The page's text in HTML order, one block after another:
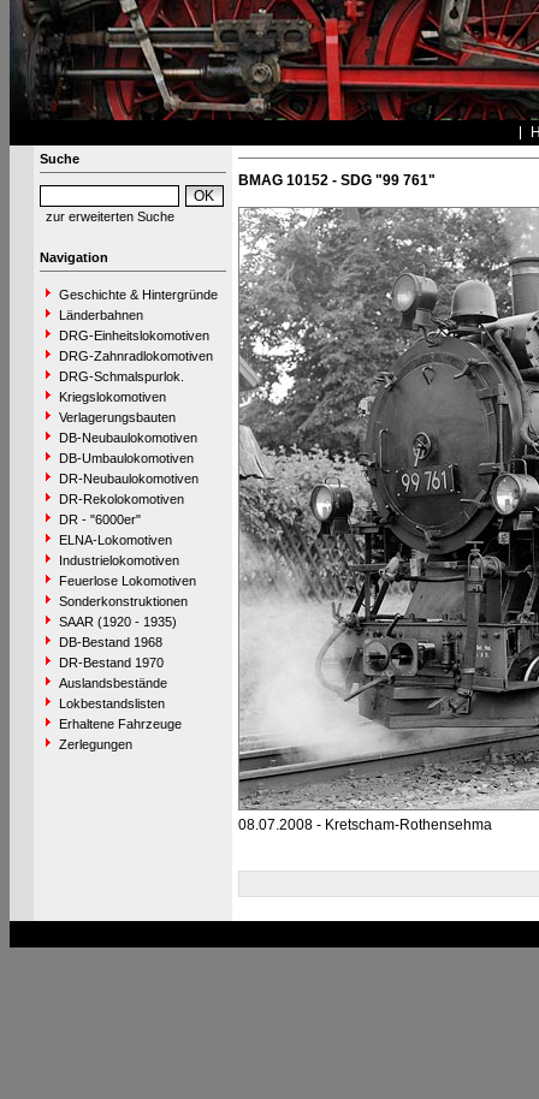
Suche
zur erweiterten Suche
Navigation
Geschichte & Hintergründe
Länderbahnen
DRG-Einheitslokomotiven
DRG-Zahnradlokomotiven
DRG-Schmalspurlok.
Kriegslokomotiven
Verlagerungsbauten
DB-Neubaulokomotiven
DB-Umbaulokomotiven
DR-Neubaulokomotiven
DR-Rekolokomotiven
DR - "6000er"
ELNA-Lokomotiven
Industrielokomotiven
Feuerlose Lokomotiven
Sonderkonstruktionen
SAAR (1920 - 1935)
DB-Bestand 1968
DR-Bestand 1970
Auslandsbestände
Lokbestandslisten
Erhaltene Fahrzeuge
Zerlegungen
BMAG 10152 - SDG "99 761"
08.07.2008 - Kretscham-Rothensehma